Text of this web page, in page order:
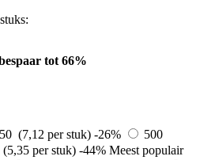
tot 66%
(7,12 per stuk) -26%
500
per stuk) -44% Meest populair